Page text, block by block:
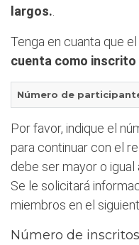
largos.
Tenga en cuanta que el
cuenta como inscrito
Número de
Por favor, indique el
para continuar con el
debe ser mayor o igual
Se le solicitará
miembros en el
Número de inscritos